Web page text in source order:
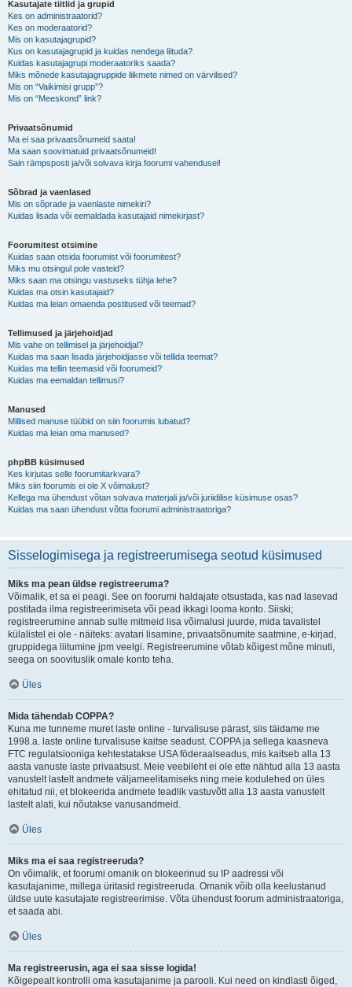
Kasutajate tiitlid ja grupid
Kes on administraatorid?
Kes on moderaatorid?
Mis on kasutajagrupid?
Kus on kasutajagrupid ja kuidas nendega liituda?
Kuidas kasutajagrupi moderaatoriks saada?
Miks mõnede kasutajagruppide liikmete nimed on värvilised?
Mis on “Vaikimisi grupp”?
Mis on “Meeskond” link?
Privaatsõnumid
Ma ei saa privaatsõnumeid saata!
Ma saan soovimatuid privaatsõnumeid!
Sain rämpsposti ja/või solvava kirja foorumi vahendusel!
Sõbrad ja vaenlased
Mis on sõprade ja vaenlaste nimekiri?
Kuidas lisada või eemaldada kasutajaid nimekirjast?
Foorumitest otsimine
Kuidas saan otsida foorumist või foorumitest?
Miks mu otsingul pole vasteid?
Miks saan ma otsingu vastuseks tühja lehe?
Kuidas ma otsin kasutajaid?
Kuidas ma leian omaenda postitused või teemad?
Tellimused ja järjehoidjad
Mis vahe on tellimisel ja järjehoidjal?
Kuidas ma saan lisada järjehoidjasse või tellida teemat?
Kuidas ma tellin teemasid või foorumeid?
Kuidas ma eemaldan tellimusi?
Manused
Millised manuse tüübid on siin foorumis lubatud?
Kuidas ma leian oma manused?
phpBB küsimused
Kes kirjutas selle foorumitarkvara?
Miks siin foorumis ei ole X võimalust?
Kellega ma ühendust võtan solvava materjali ja/või juriidilise küsimuse osas?
Kuidas ma saan ühendust võtta foorumi administraatoriga?
Sisselogimisega ja registreerumisega seotud küsimused
Miks ma pean üldse registreeruma?
Võimalik, et sa ei peagi. See on foorumi haldajate otsustada, kas nad lasevad
postitada ilma registreerimiseta või pead ikkagi looma konto. Siiski;
registreerumine annab sulle mitmeid lisa võimalusi juurde, mida tavalistel
külalistel ei ole - näiteks: avatari lisamine, privaatsõnumite saatmine, e-kirjad,
gruppidega liitumine jpm veelgi. Registreerumine võtab kõigest mõne minuti,
seega on soovituslik omale konto teha.
Üles
Mida tähendab COPPA?
Kuna me tunneme muret laste online - turvalisuse pärast, siis täidame me
1998.a. laste online turvalisuse kaitse seadust. COPPA ja sellega kaasneva
FTC regulatsiooniga kehtestatakse USA föderaalseadus, mis kaitseb alla 13
aasta vanuste laste privaatsust. Meie veebileht ei ole ette nähtud alla 13 aasta
vanustelt lastelt andmete väljameelitamiseks ning meie kodulehed on üles
ehitatud nii, et blokeerida andmete teadlik vastuvõtt alla 13 aasta vanustelt
lastelt alati, kui nõutakse vanusandmeid.
Üles
Miks ma ei saa registreeruda?
On võimalik, et foorumi omanik on blokeerinud su IP aadressi või
kasutajanime, millega üritasid registreeruda. Omanik võib olla keelustanud
üldse uute kasutajate registreerimise. Võta ühendust foorum administraatoriga,
et saada abi.
Üles
Ma registreerusin, aga ei saa sisse logida!
Kõigepealt kontrolli oma kasutajanime ja parooli. Kui need on kindlasti õiged,